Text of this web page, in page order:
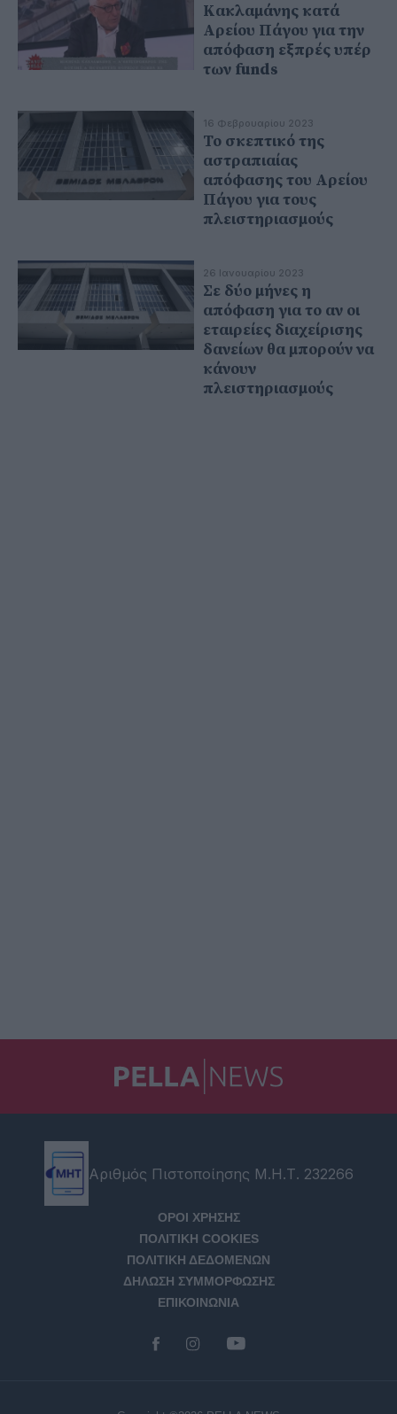
Κακλαμάνης κατά
Αρείου Πάγου για την
απόφαση εξπρές υπέρ
των funds
16 Φεβρουαρίου 2023
Το σκεπτικό της
αστραπιαίας
απόφασης του Αρείου
Πάγου για τους
πλειστηριασμούς
26 Ιανουαρίου 2023
Σε δύο μήνες η
απόφαση για το αν οι
εταιρείες διαχείρισης
δανείων θα μπορούν να
κάνουν
πλειστηριασμούς
Αριθμός Πιστοποίησης Μ.Η.Τ. 232266
ΟΡΟΙ ΧΡΗΣΗΣ
ΠΟΛΙΤΙΚΗ COOKIES
ΠΟΛΙΤΙΚΗ ΔΕΔΟΜΕΝΩΝ
ΔΗΛΩΣΗ ΣΥΜΜΟΡΦΩΣΗΣ
ΕΠΙΚΟΙΝΩΝΙΑ